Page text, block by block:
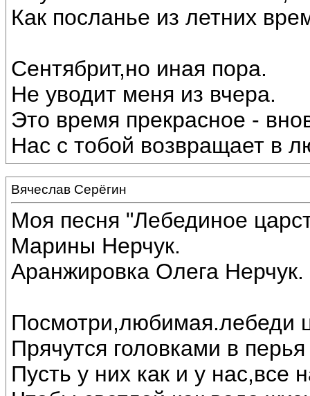
Как посланье из летних
Сентябрит,но иная пора.
Не уводит меня из вчера.
Это время прекрасное -
Нас с тобой возвращает в
Вячеслав Серёгин
Моя песня "Лебединое
Марины Нерчук.
Аранжировка Олега
Посмотри,любимая.лебеди
Прячутся головками в
Пусть у них как и у нас,все